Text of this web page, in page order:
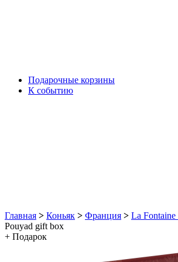
Подарочные корзины
К событию
Главная > Коньяк > Франция > La Fontaine
Pouyad gift box
+ Подарок